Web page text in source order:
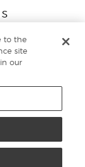
to the
site
our